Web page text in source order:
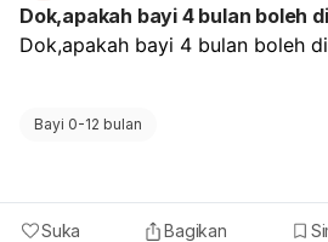
Dok,apakah bayi 4 bulan boleh
Dok,apakah bayi 4 bulan boleh
Bayi 0-12 bulan
Suka Bagikan